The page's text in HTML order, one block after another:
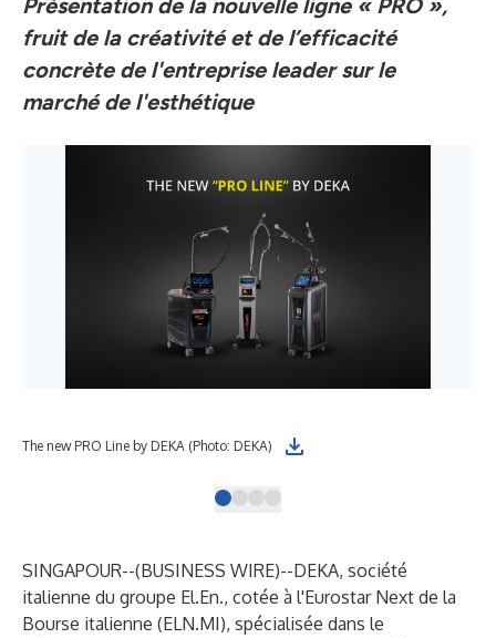
Présentation de la nouvelle ligne « PRO »,
fruit de la créativité et de l’efficacité
concrète de l'entreprise leader sur le
marché de l'esthétique
The new PRO Line by DEKA (Photo: DEKA)
SINGAPOUR--(BUSINESS WIRE)--DEKA, société
italienne du groupe El.En., cotée à l'Eurostar Next de la
Bourse italienne (ELN.MI), spécialisée dans le